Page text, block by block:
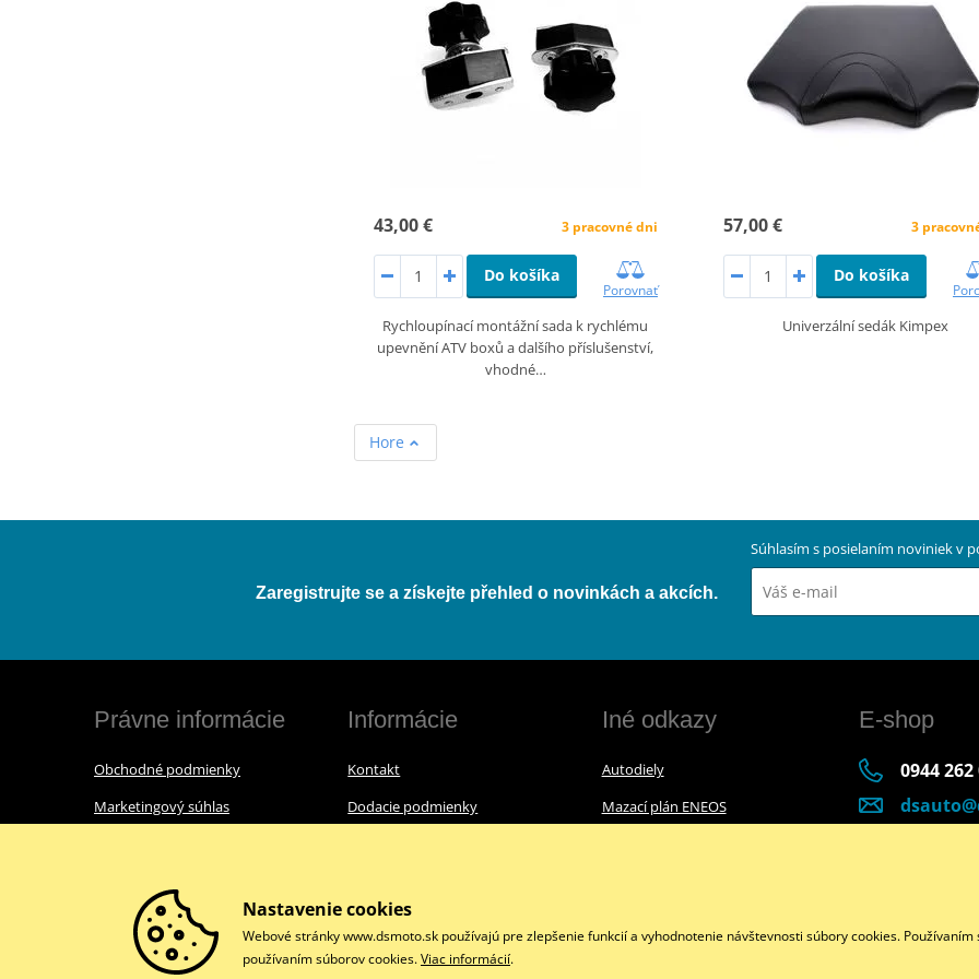
43,00 € 3 pracovné dni
Do košíka
Porovnať
Rychloupínací montážní sada k rychlému
upevnění ATV boxů a dalšího příslušenství,
vhodné…
57,00 € 3
Do košíka
Univerzální sedák Kimpex
Hore
Zaregistrujte se a získejte přehled o novinkách a akcích.
Súhlasím s posielaním noviniek v
Právne informácie
Obchodné podmienky
Marketingový súhlas
Informácie
Kontakt
Dodacie podmienky
Iné odkazy
Autodiely
Mazací plán ENEOS
E-shop
0944 262
Nastavenie cookies
Webové stránky www.dsmoto.sk používajú pre zlepšenie funkcií a vyhodnotenie návštevnosti súbory cookies. Používaním
používaním súborov cookies.Viac informácií.